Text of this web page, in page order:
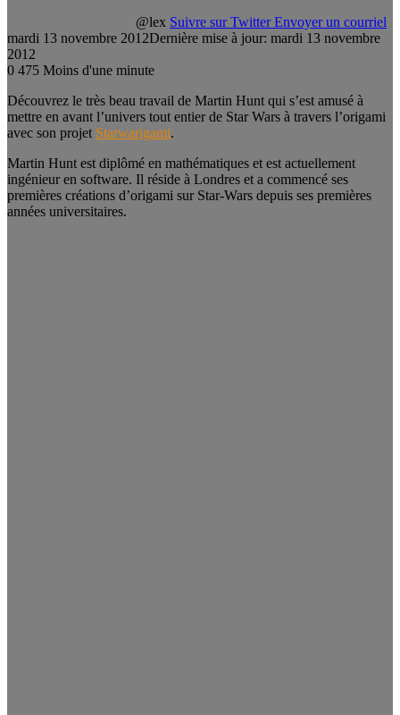
@lex Suivre sur Twitter Envoyer un courriel
mardi 13 novembre 2012Dernière mise à jour: mardi 13 novembre
2012
0 475 Moins d'une minute
Découvrez le très beau travail de Martin Hunt qui s’est amusé à
mettre en avant l’univers tout entier de Star Wars à travers l’origami
avec son projet Starwarigami.
Martin Hunt est diplômé en mathématiques et est actuellement
ingénieur en software. Il réside à Londres et a commencé ses
premières créations d’origami sur Star-Wars depuis ses premières
années universitaires.